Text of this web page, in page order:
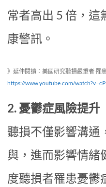
常者高出 5 倍，這
康警訊。
》延伸閱讀：美國研究聽損嚴重者 罹
https://www.youtube.com/
2. 憂鬱症風險提升
聽損不僅影響溝通
與，進而影響情緒
度聽損者罹患憂鬱